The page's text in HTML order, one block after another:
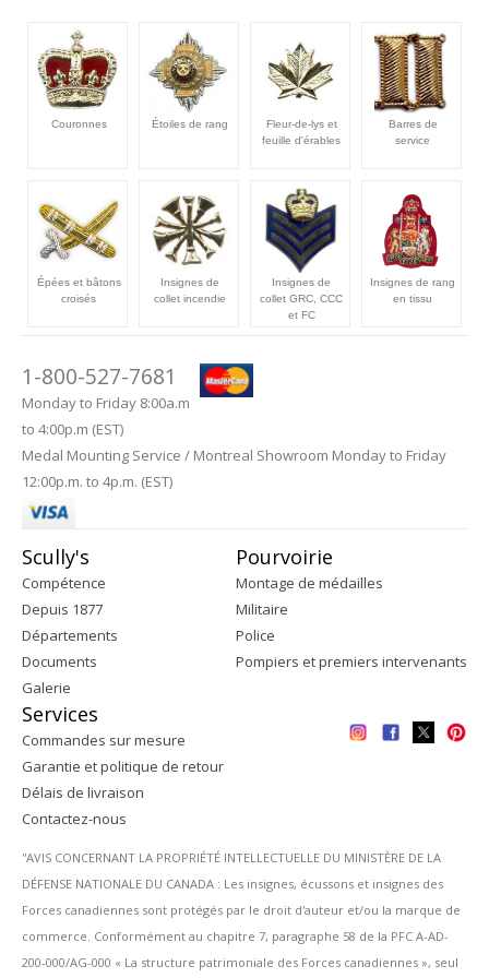
Couronnes Étoiles de rang
Fleur-de-lys et
feuille d'érables
Barres de
service
Épées et bâtons
croisés
Insignes de
collet incendie
Insignes de
collet GRC, CCC
et FC
Insignes de rang
en tissu
1-800-527-7681
Monday to Friday 8:00a.m
to 4:00p.m (EST)
Medal Mounting Service / Montreal Showroom Monday to Friday
12:00p.m. to 4p.m. (EST)
Scully's
Compétence
Depuis 1877
Départements
Documents
Galerie
Pourvoirie
Montage de médailles
Militaire
Police
Pompiers et premiers intervenants
Services
Commandes sur mesure
Garantie et politique de retour
Délais de livraison
Contactez-nous
''AVIS CONCERNANT LA PROPRIÉTÉ INTELLECTUELLE DU MINISTÈRE DE LA
DÉFENSE NATIONALE DU CANADA : Les insignes, écussons et insignes des
Forces canadiennes sont protégés par le droit d'auteur et/ou la marque de
commerce. Conformément au chapitre 7, paragraphe 58 de la PFC A-AD-
200-000/AG-000 « La structure patrimoniale des Forces canadiennes », seul